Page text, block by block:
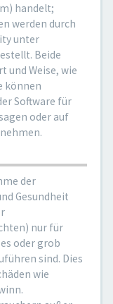
handelt;
werden durch
unter
Beide
und Weise, wie
können
Software für
oder auf
der
Gesundheit
nur für
oder grob
sind. Dies
wie